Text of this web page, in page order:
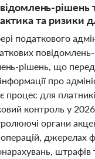
рішень
та ризики
податкового
рішень, що
про
для
контроль у
органи
операцій,